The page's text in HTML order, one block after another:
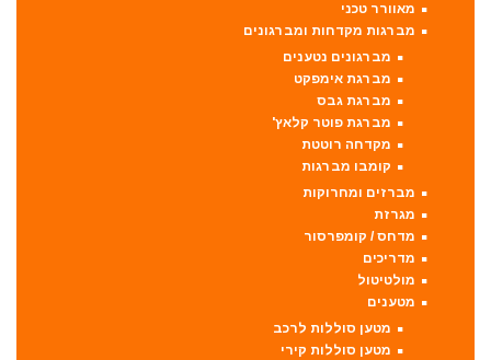
מאוורר טכני
מברגות מקדחות ומברגונים
מברגונים נטענים
מברגת אימפקט
מברגת גבס
מברגת פוטר קלאץ'
מקדחה רוטטת
קומבו מברגות
מברזים ומחרוקות
מגרזת
מדחס / קומפרסור
מדריכים
מולטיטול
מטענים
מטען סוללות לרכב
מטען סוללות קירי